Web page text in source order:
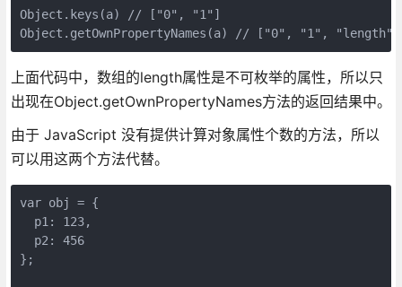
Object.keys(a) // ["0", "1"]
上面代码中，数组的length属性是不可枚举的属性，所以只
出现在Object.getOwnPropertyNames方法的返回结果中。
由于 JavaScript 没有提供计算对象属性个数的方法，所以
可以用这两个方法代替。
var obj = {
  p1: 123,
  p2: 456
};